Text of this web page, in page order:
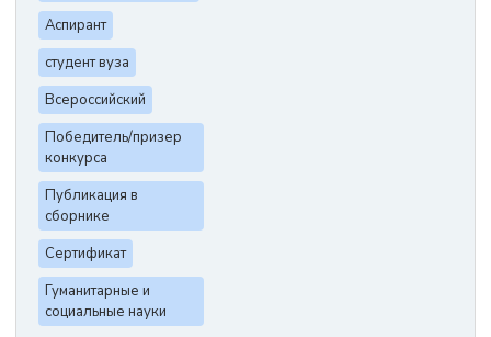
Аспирант
студент вуза
Всероссийский
Победитель/призер
конкурса
Публикация в
сборнике
Сертификат
Гуманитарные и
социальные науки